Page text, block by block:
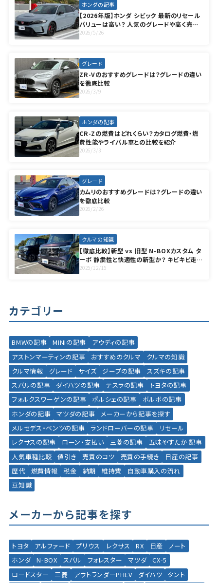
ホンダの記事
【2026年版】ホンダ シビック 最新のリセール
バリューは高い？ 人気のグレードや高く売却
する方法も徹底解説
2026/5/26
グレード
ZR-Vのおすすめグレードは？グレードの違い
を徹底比較
2026/3/9
ホンダの記事
CR-Zの燃費はどれくらい？カタログ燃費・燃
費性能やライバル車との比較を紹介
2026/3/3
グレード
カムリのおすすめグレードは？グレードの違い
を徹底比較
2026/2/26
クルマの知識
【徹底比較】新型 vs 旧型 N-BOXカスタム タ
ーボ 静粛性と快適性の新型か？ キビキビ走れ
る旧型か？ 後悔しない選び方を解説
2025/12/15
カテゴリー
BMWの記事 MINIの記事
アウディの記事
アストンマーティンの記事
おすすめのクルマ
クルマの知識
クルマ情報
グレード サイズ ジープの記事
スズキの記事
スバルの記事
ダイハツの記事 テスラの記事
トヨタの記事
フォルクスワーゲンの記事
ポルシェの記事
ボルボの記事
ホンダの記事
マツダの記事
メーカーから記事を探す
メルセデス・ベンツの記事
ランドローバーの記事
リセール
レクサスの記事
ローン・支払い 三菱の記事
五味やすたか 記事
人気車種比較
値引き 売買のコツ 売買の手続き
日産の記事
歴代
燃費情報 税金 納期 維持費
自動車購入の流れ
豆知識
メーカーから記事を探す
トヨタ アルファード プリウス レクサス RX 日産
ノート
ホンダ
N-BOX スバル フォレスター マツダ
CX-5
ロードスター
三菱 アウトランダーPHEV ダイハツ
タント